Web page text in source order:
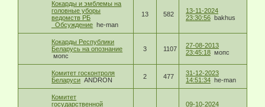
Кокарды и эмблемы на
головные уборы
ведомств РБ
_Обсуждение he-man
13 582
13-11-2024
23:30:56 bakhus
Кокарды Республики
Беларусь на опознание
мопс
3 1107
27-08-2013
23:45:18 мопс
Комитет госконтроля
Беларуси ANDRON 2 477
31-12-2023
14:51:34 he-man
Комитет
государственной
09-10-2024